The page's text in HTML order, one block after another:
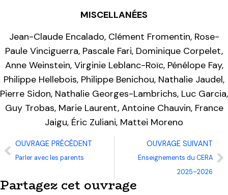
MISCELLANÉES
Jean-Claude Encalado, Clément Fromentin, Rose-
Paule Vinciguerra, Pascale Fari, Dominique Corpelet,
Anne Weinstein, Virginie Leblanc-Roïc, Pénélope Fay,
Philippe Hellebois, Philippe Benichou, Nathalie Jaudel,
Pierre Sidon, Nathalie Georges-Lambrichs, Luc Garcia,
Guy Trobas, Marie Laurent, Antoine Chauvin, France
Jaigu, Éric Zuliani, Mattei Moreno
OUVRAGE PRÉCÉDENT
Parler avec les parents
OUVRAGE SUIVANT
Enseignements du CERA
2025–2026
Partagez cet ouvrage